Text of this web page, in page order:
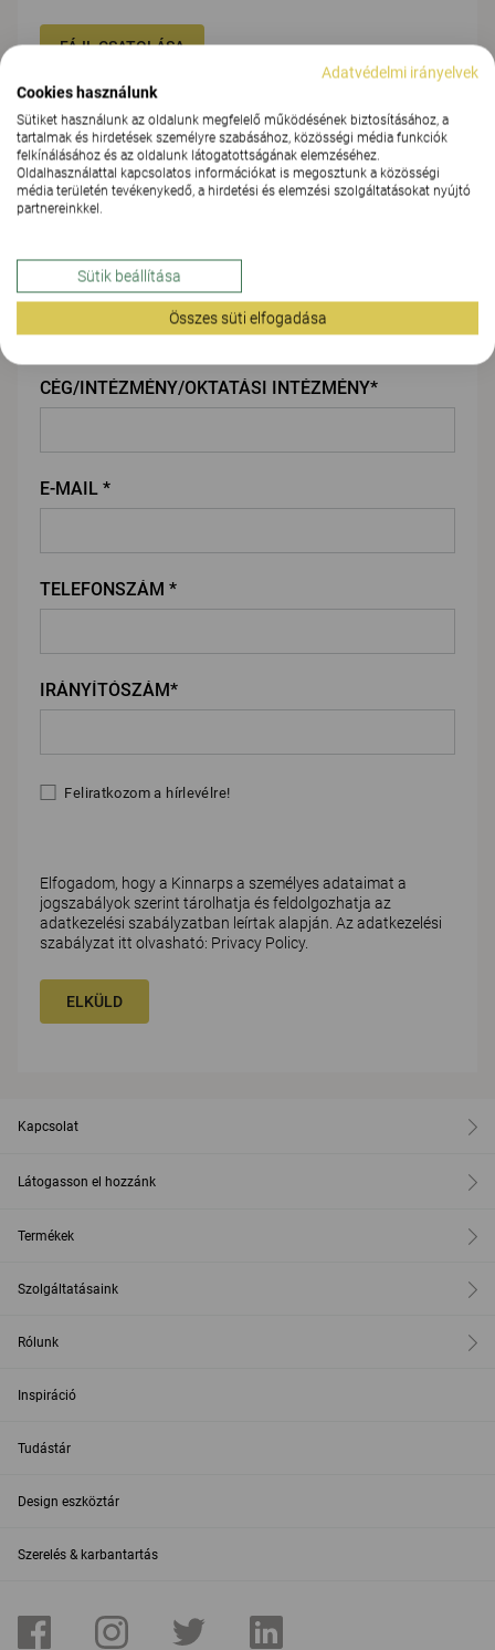
FÁJL CSATOLÁSA
Adja meg adatait
KERESZTNÉV*
VEZETÉKNÉV*
CÉG/INTÉZMÉNY/OKTATÁSI INTÉZMÉNY*
E-MAIL *
TELEFONSZÁM *
IRÁNYÍTÓSZÁM*
Feliratkozom a hírlevélre!
Elfogadom, hogy a Kinnarps a személyes adataimat a
jogszabályok szerint tárolhatja és feldolgozhatja az
adatkezelési szabályzatban leírtak alapján. Az adatkezelési
szabályzat itt olvasható: Privacy Policy.
ELKÜLD
Kapcsolat
Látogasson el hozzánk
Termékek
Szolgáltatásaink
Rólunk
Inspiráció
Tudástár
Design eszköztár
Szerelés & karbantartás
Adatvédelmi irányelvek
Cookies használunk
Sütiket használunk az oldalunk megfelelő működésének biztosításához, a
tartalmak és hirdetések személyre szabásához, közösségi média funkciók
felkínálásához és az oldalunk látogatottságának elemzéséhez.
Oldalhasználattal kapcsolatos információkat is megosztunk a közösségi
média területén tevékenykedő, a hirdetési és elemzési szolgáltatásokat nyújtó
partnereinkkel.
Sütik beállítása
Összes süti elfogadása